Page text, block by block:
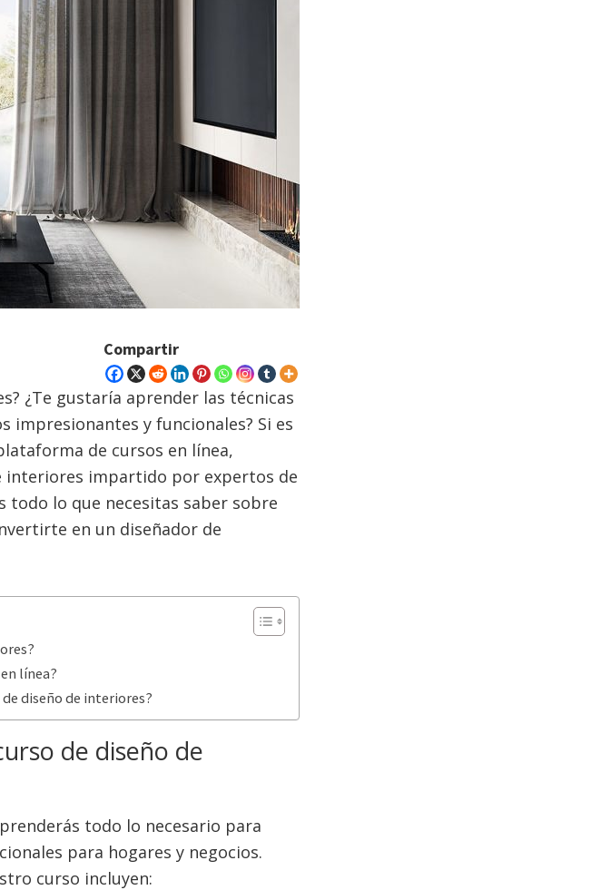
Compartir
¿Te gustaría aprender las técnicas
impresionantes y funcionales? Si es
de cursos en línea,
interiores impartido por expertos de
lo que necesitas saber sobre
en un diseñador de
línea?
diseño de interiores?
de diseño de
todo lo necesario para
para hogares y negocios.
curso incluyen: